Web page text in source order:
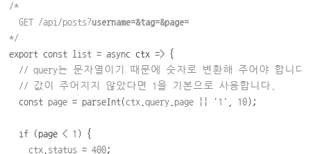
/*
  GET /api/posts?
username=&tag=&page=
*/
export const list = async ctx => {
// query는 문자열이기 때문에 숫자로 변환해 주어야 합니다.
// 값이 주어지지 않았다면 1을 기본으로 사용합니다.
const page = parseInt( ctx .query page || ' 1 ' 10 );
if (page < 1 ) {
ctx status = 400;